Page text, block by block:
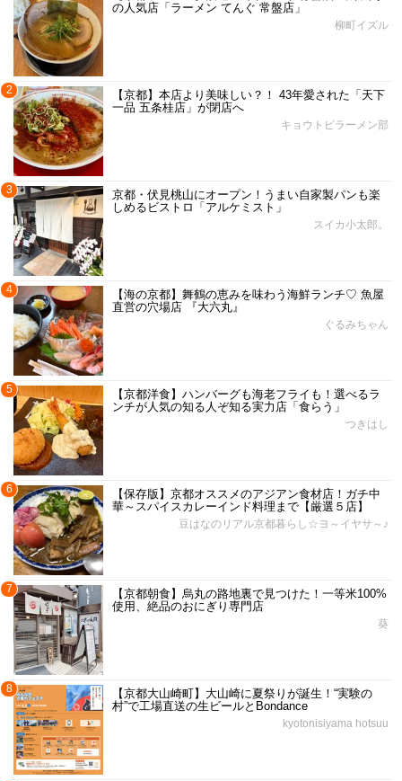
の人気店「ラーメン てんぐ 常盤店」
柳町イズル
2
【京都】本店より美味しい？！ 43年愛された「天下
一品 五条桂店」が閉店へ
キョウトピラーメン部
3
京都・伏見桃山にオープン！うまい自家製パンも楽
しめるビストロ「アルケミスト」
スイカ小太郎。
4
【海の京都】舞鶴の恵みを味わう海鮮ランチ♡ 魚屋
直営の穴場店 『大六丸』
ぐるみちゃん
5
【京都洋食】ハンバーグも海老フライも！選べるラ
ンチが人気の知る人ぞ知る実力店「食らう」
つきはし
6
【保存版】京都オススメのアジアン食材店！ガチ中
華～スパイスカレーインド料理まで【厳選５店】
豆はなのリアル京都暮らし☆ヨ～イヤサ～♪
7
【京都朝食】烏丸の路地裏で見つけた！一等米100%
使用、絶品のおにぎり専門店
葵
8
【京都大山崎町】大山崎に夏祭りが誕生！“実験の
村”で工場直送の生ビールとBondance
kyotonisiyama hotsuu